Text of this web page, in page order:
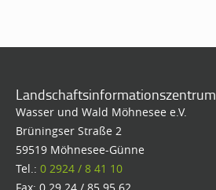
Landschaftsinformationszentrum
Wasser und Wald Möhnesee e.V.
Brüningser Straße 2
59519 Möhnesee-Günne
Tel.: 0 2924 / 8 41 10